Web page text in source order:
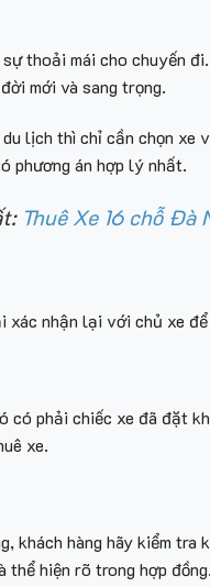
thoải mái cho chuyến
mới và sang trọng.
lịch thì chỉ cần chọn
phương án hợp lý nhất.
Thuê Xe 16 chỗ Đà
nhận lại với chủ xe
có phải chiếc xe đã đặt
xe.
khách hàng hãy kiểm
thể hiện rõ trong hợp